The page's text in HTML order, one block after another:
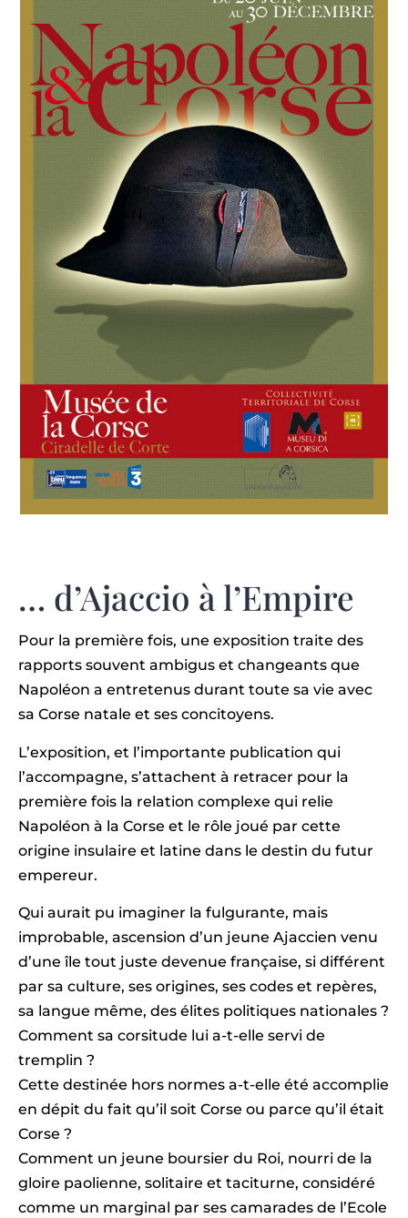
… d’Ajaccio à l’Empire
Pour la première fois, une exposition traite des
rapports souvent ambigus et changeants que
Napoléon a entretenus durant toute sa vie avec
sa Corse natale et ses concitoyens.
L’exposition, et l’importante publication qui
l’accompagne, s’attachent à retracer pour la
première fois la relation complexe qui relie
Napoléon à la Corse et le rôle joué par cette
origine insulaire et latine dans le destin du futur
empereur.
Qui aurait pu imaginer la fulgurante, mais
improbable, ascension d’un jeune Ajaccien venu
d’une île tout juste devenue française, si différent
par sa culture, ses origines, ses codes et repères,
sa langue même, des élites politiques nationales ?
Comment sa corsitude lui a-t-elle servi de
tremplin ?
Cette destinée hors normes a-t-elle été accomplie
en dépit du fait qu’il soit Corse ou parce qu’il était
Corse ?
Comment un jeune boursier du Roi, nourri de la
gloire paolienne, solitaire et taciturne, considéré
comme un marginal par ses camarades de l’Ecole